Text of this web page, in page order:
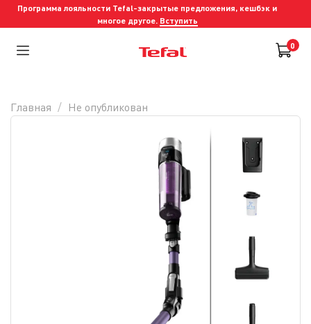
Программа лояльности Tefal-закрытые предложения, кешбэк и
многое другое. Вступить
0
Главная Не опубликован